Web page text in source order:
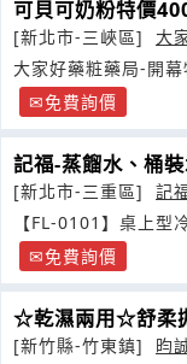
可貝可奶粉特價
[新北市-三峽區]
大
大家好藥粧藥局-開
奶一箱免費詢價
記福-蒸餾水、桶
[新北市-三重區]
記
【FL-0101】桌上型
免費詢價
☆乾濕兩用☆舒柔
[新竹縣-竹東鎮]
昀